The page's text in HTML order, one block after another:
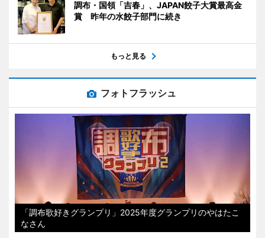
調布・国領「吉春」、JAPAN餃子大賞最高金
賞 昨年の水餃子部門に続き
もっと見る
フォトフラッシュ
「調布歌好きグランプリ」2025年度グランプリのやはたこ
なさん